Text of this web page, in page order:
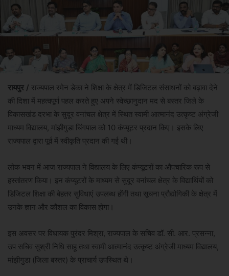
रायपुर / राज्यपाल रमेन डेका ने शिक्षा के क्षेत्र में डिजिटल संसाधनों को बढ़ावा देने
की दिशा में महत्वपूर्ण पहल करते हुए अपने स्वेच्छानुदान मद से बस्तर जिले के
विकासखंड दरभा के सुदूर वनांचल क्षेत्र में स्थित स्वामी आत्मानंद उत्कृष्ट अंग्रेजी
माध्यम विद्यालय, मांझीगुडा चिंगपाल को 10 कंप्यूटर प्रदान किए। इसके लिए
राज्यपाल द्वारा पूर्व में स्वीकृति प्रदान की गई थी।
लोक भवन में आज राज्यपाल ने विद्यालय के लिए कंप्यूटरों का औपचारिक रूप से
हस्तांतरण किया। इन कंप्यूटरों के माध्यम से सुदूर वनांचल क्षेत्र के विद्यार्थियों को
डिजिटल शिक्षा की बेहतर सुविधाएं उपलब्ध होंगी तथा सूचना प्रौद्योगिकी के क्षेत्र में
उनके ज्ञान और कौशल का विकास होगा।
इस अवसर पर विधायक पुरंदर मिश्रा, राज्यपाल के सचिव डॉ. सी. आर. प्रसन्ना,
उप सचिव सुश्री निधि साहू तथा स्वामी आत्मानंद उत्कृष्ट अंग्रेजी माध्यम विद्यालय,
मांझीगुडा (जिला बस्तर) के प्राचार्य उपस्थित थे।